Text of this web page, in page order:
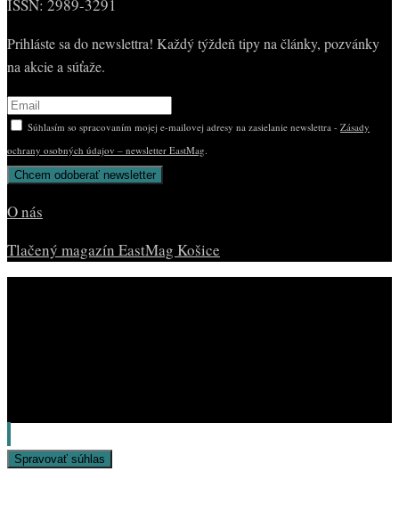
ISSN: 2989-3291
Prihláste sa do newslettra! Každý týždeň tipy na články, pozvánky
na akcie a súťaže.
Súhlasím so spracovaním mojej e-mailovej adresy na zasielanie newslettra - Zásady
ochrany osobných údajov – newsletter EastMag
O nás
Tlačený magazín EastMag Košice
Spravovať súhlas